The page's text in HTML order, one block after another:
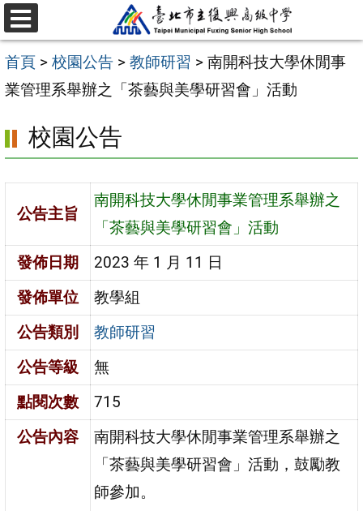
跳
至
主
要
容
區
選
單
首頁 > 校園公告 > 教師研習 > 南開科技大學休閒事
業管理系舉辦之「茶藝與美學研習會」活動
校園公告
公告主旨
南開科技大學休閒事業管理系舉辦之
「茶藝與美學研習會」活動
發佈日期
2023 年 1 月 11 日
發佈單位
教學組
公告類別
教師研習
公告等級
無
點閱次數
715
公告內容
南開科技大學休閒事業管理系舉辦之
「茶藝與美學研習會」活動，鼓勵教
師參加。